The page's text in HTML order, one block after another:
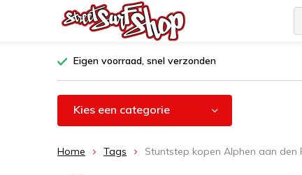
Eigen voorraad, snel verzonden
Kies een categorie
Home Tags Stuntstep kopen Alphen aan den